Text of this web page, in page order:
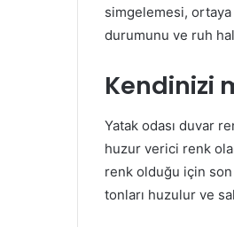
simgelemesi, ortaya
durumunu ve ruh
Kendinizi
Yatak odası duvar
huzur verici renk
renk olduğu için
tonları huzulur ve